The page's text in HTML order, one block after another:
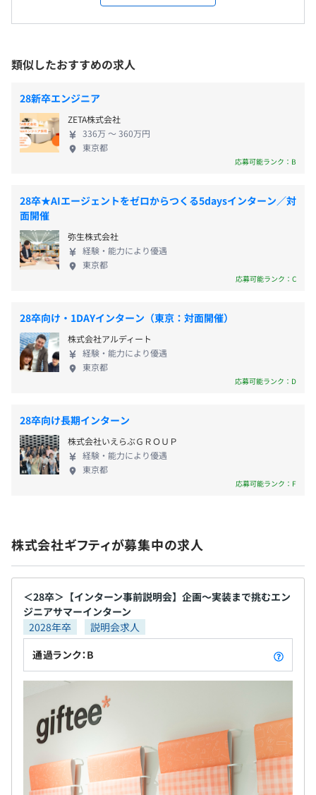
■giftee
う」「おめでとう」「おつかれさま」などのキモチに添え
てすぐに贈れるカジュアルギフトを取り揃えています。メ
ールやLINE、SNSなどを介し、直接会えない相手や、住
所を知らない相手にも気軽に贈ることができます。
■eGift System
店頭での引換えが可能なeGiftの生成、および生成した
■giftee for business
eGiftを活用した法人向けソリューションです。キャンペ
ーンの景品やお客様への謝礼として、コンビニの商品やコ
ーヒー等のギフトをLINEやメールで簡単に贈ることがで
■studio giftee
https://studio-giftee.com/
企業と顧客・従業員、自治体と住民とのよりよい関係づく
りのためのギフト体験を支援するギフトのプロフェッショ
ナルチームです。ギフトの表現手段をより豊かにすること
伝え、従来のギフト体験をアップデートし、つながりをつ
くることをスタンダードにしていきます。
■e街プラットフォーム
地域の課題を解決し活性化するプラットフォームです。
《主な取引先》
・スターバックス コーヒー ジャパン 株式会社
・株式会社ローソン
・株式会社ファミリーマート
・ミニストップ株式会社
・B-R サーティワン アイスクリーム株式会社
・株式会社ダスキン
・KDDI株式会社 他
エンジニアの技術力向上のため組織全体でさまざまな取り
組みをおこなっています。
インターンのためなし
行するものです（2023年6月時点、当社調べ）。 ＜
主な3つの事業＞ - 日頃の気持ちと共に気軽にeギフ
を贈れるBtoCサービス - eギフトの生成/流通/販売/決
済/実績管理を一気通貫で行うSaaSの開発・提供
類似したおすすめの求人
28新卒エンジニア
ZETA株式会社
336万 〜 360万円
東京都
応募可能ランク：B
28卒★AIエージェントをゼロからつくる5daysインターン／対
面開催
弥生株式会社
経験・能力により優遇
東京都
応募可能ランク：C
28卒向け・1DAYインターン（東京：対面開催）
株式会社アルディート
経験・能力により優遇
東京都
応募可能ランク：D
28卒向け長期インターン
株式会社いえらぶＧＲＯＵＰ
経験・能力により優遇
東京都
応募可能ランク：F
株式会社ギフティが募集中の求人
＜28卒＞【インターン事前説明会】企画〜実装まで挑むエン
ジニアサマーインターン
2028年卒
説明会求人
通過ランク：B